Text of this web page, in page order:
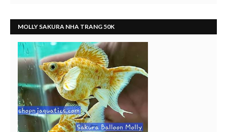
MOLLY SAKURA NHA TRANG 50K